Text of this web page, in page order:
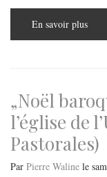
En savoir plus
pour
les
92
ans
du
„Noël
l’église de
Pastorales)
Par Pierre Waline le